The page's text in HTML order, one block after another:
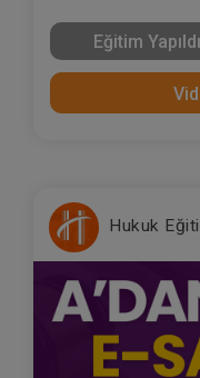
Eğitim Yapıldı
Hukuk